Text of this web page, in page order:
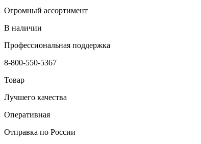
Огромный ассортимент
В наличии
Профессиональная поддержка
8-800-550-5367
Товар
Лучшего качества
Оперативная
Отправка по России